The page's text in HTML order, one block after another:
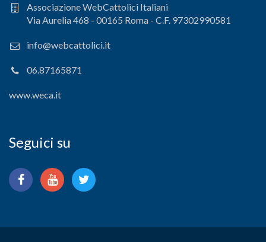
Associazione WebCattolici Italiani
Via Aurelia 468 - 00165 Roma - C.F. 97302990581
info@webcattolici.it
06.87165871
www.weca.it
Seguici su